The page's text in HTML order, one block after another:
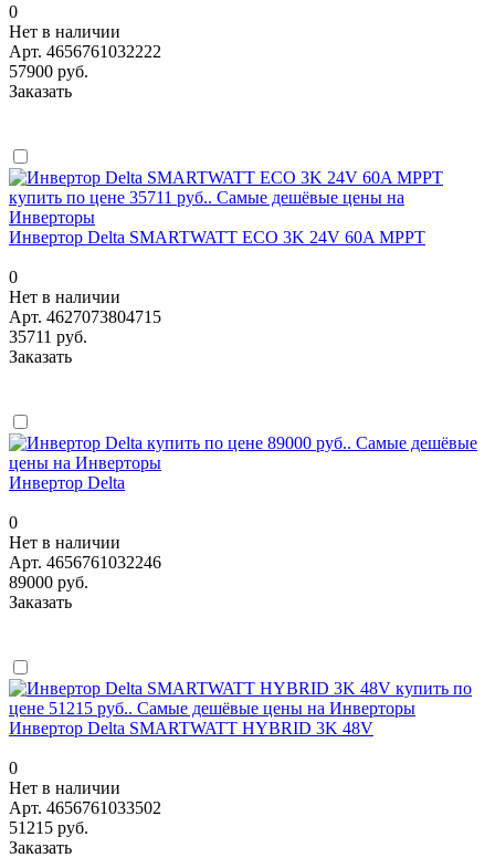
0
Нет в наличии
Арт. 4656761032222
57900 руб.
Заказать
Инвертор Delta SMARTWATT ECO 3K 24V 60A MPPT
0
Нет в наличии
Арт. 4627073804715
35711 руб.
Заказать
Инвертор Delta
0
Нет в наличии
Арт. 4656761032246
89000 руб.
Заказать
Инвертор Delta SMARTWATT HYBRID 3K 48V
0
Нет в наличии
Арт. 4656761033502
51215 руб.
Заказать